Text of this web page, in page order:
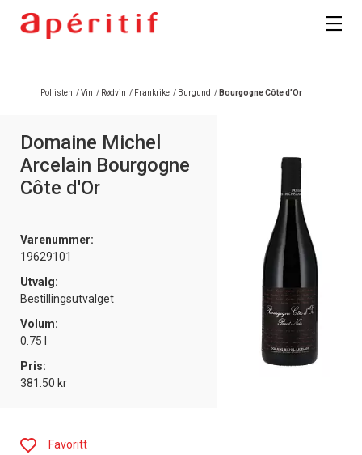
Pollisten /Vin / Rødvin / Frankrike / Burgund / Bourgogne Côte d’Or
Domaine Michel
Arcelain Bourgogne
Côte d'Or
Varenummer:
19629101
Utvalg:
Bestillingsutvalget
Volum:
0.75 l
Pris:
381.50 kr
Favoritt